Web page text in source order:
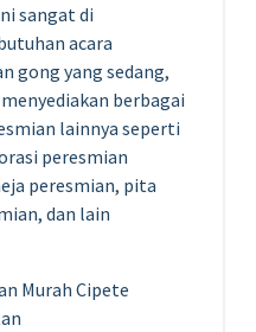
sangat di
acara
gong yang sedang,
berbagai
lainnya seperti
peresmian
peresmian, pita
dan lain